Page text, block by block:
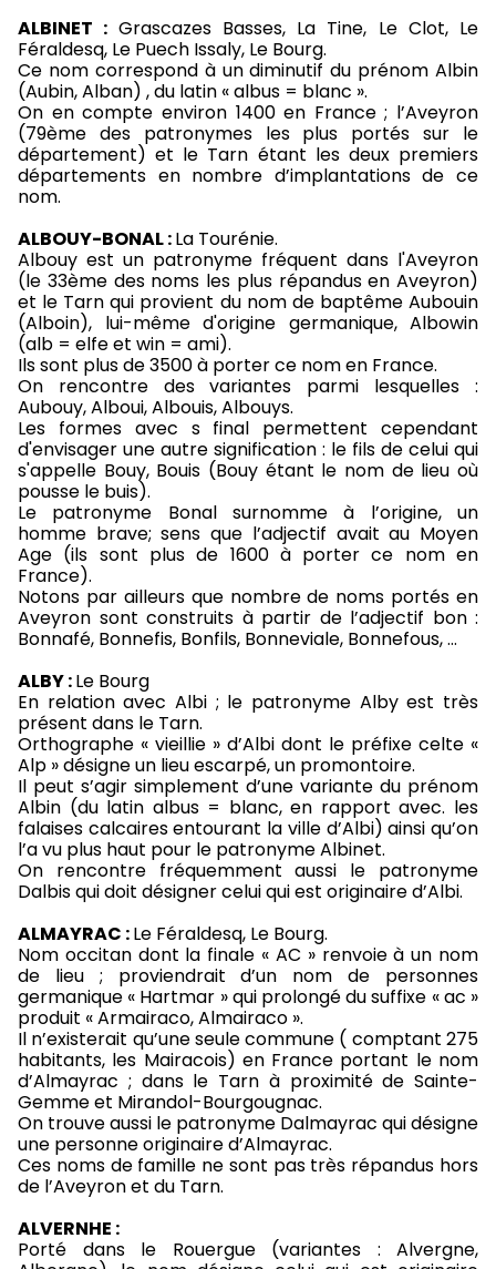
ALBINET : Grascazes Basses, La Tine, Le Clot, Le
Féraldesq, Le Puech Issaly, Le Bourg.
Ce nom correspond à un diminutif du prénom Albin
(Aubin, Alban) , du latin « albus = blanc ».
On en compte environ 1400 en France ; l’Aveyron
(79ème des patronymes les plus portés sur le
département) et le Tarn étant les deux premiers
départements en nombre d’implantations de ce
nom.
ALBOUY-BONAL :La Tourénie.
Albouy est un patronyme fréquent dans l'Aveyron
(le 33ème des noms les plus répandus en Aveyron)
et le Tarn qui provient du nom de baptême Aubouin
(Alboin), lui-même d'origine germanique, Albowin
(alb = elfe et win = ami).
Ils sont plus de 3500 à porter ce nom en France.
On rencontre des variantes parmi lesquelles :
Aubouy, Alboui, Albouis, Albouys.
Les formes avec s final permettent cependant
d'envisager une autre signification : le fils de celui qui
s'appelle Bouy, Bouis (Bouy étant le nom de lieu où
pousse le buis).
Le patronyme Bonal surnomme à l’origine, un
homme brave; sens que l’adjectif avait au Moyen
Age (ils sont plus de 1600 à porter ce nom en
France).
Notons par ailleurs que nombre de noms portés en
Aveyron sont construits à partir de l’adjectif bon :
Bonnafé, Bonnefis, Bonfils, Bonneviale, Bonnefous, …
ALBY :Le Bourg
En relation avec Albi ; le patronyme Alby est très
présent dans le Tarn.
Orthographe « vieillie » d’Albi dont le préfixe celte «
Alp » désigne un lieu escarpé, un promontoire.
Il peut s’agir simplement d’une variante du prénom
Albin (du latin albus = blanc, en rapport avec. les
falaises calcaires entourant la ville d’Albi) ainsi qu’on
l’a vu plus haut pour le patronyme Albinet.
On rencontre fréquemment aussi le patronyme
Dalbis qui doit désigner celui qui est originaire d’Albi.
ALMAYRAC :Le Féraldesq, Le Bourg.
Nom occitan dont la finale « AC » renvoie à un nom
de lieu ; proviendrait d’un nom de personnes
germanique « Hartmar » qui prolongé du suffixe « ac »
produit « Armairaco, Almairaco ».
Il n’existerait qu’une seule commune ( comptant 275
habitants, les Mairacois) en France portant le nom
d’Almayrac ; dans le Tarn à proximité de Sainte-
Gemme et Mirandol-Bourgougnac.
On trouve aussi le patronyme Dalmayrac qui désigne
une personne originaire d’Almayrac.
Ces noms de famille ne sont pas très répandus hors
de l’Aveyron et du Tarn.
ALVERNHE :
Porté dans le Rouergue (variantes : Alvergne,